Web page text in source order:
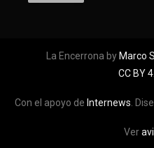
La Encerrona by Marco
CC BY
Con el apoyo de Internews .
Ver